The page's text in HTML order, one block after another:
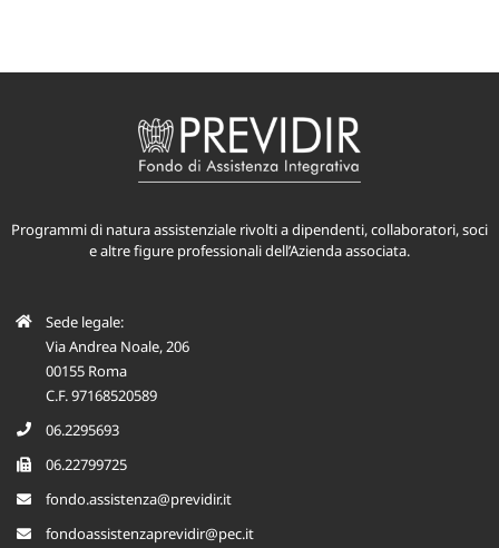
Programmi di natura assistenziale rivolti a dipendenti, collaboratori, soci
Sede legale:
Via Andrea Noale, 206
00155 Roma